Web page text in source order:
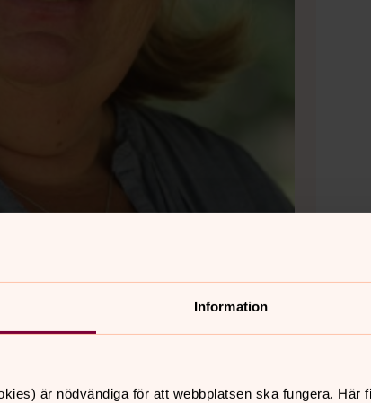
Information
är nödvändiga för att webbplatsen ska fungera.